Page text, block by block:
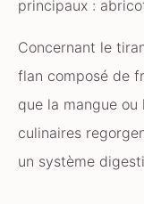
principaux :
Concernant le
flan composé de
que la mangue ou
culinaires
un système